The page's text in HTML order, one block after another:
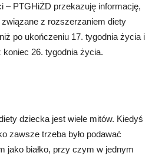
– PTGHiŻD przekazuję informację,
z rozszerzaniem diety
po ukończeniu 17. tygodnia życia i
koniec 26. tygodnia życia.
dziecka jest wiele mitów. Kiedyś
zawsze trzeba było podawać
jako białko, przy czym w jednym